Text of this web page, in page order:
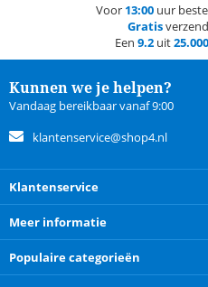
Voor 13:00uur
Gratis
Een 9.2 uit25.000
Kunnen we je helpen?
Vandaag bereikbaar vanaf 9:00
klantenservice@shop4.nl
Klantenservice
Meer informatie
Populaire categorieën